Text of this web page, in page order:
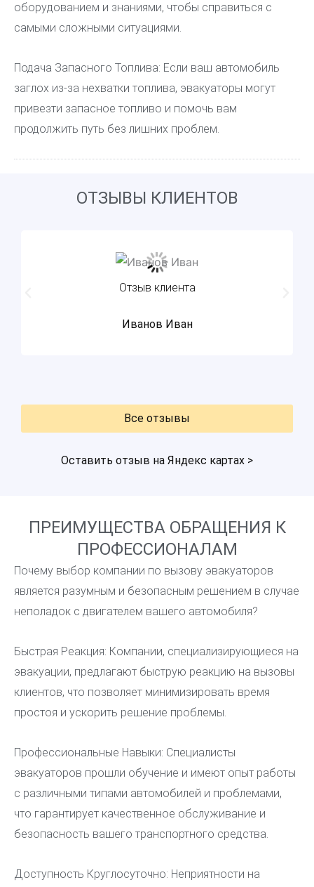
оборудованием и знаниями, чтобы справиться с
самыми сложными ситуациями.
Подача Запасного Топлива: Если ваш автомобиль
заглох из-за нехватки топлива, эвакуаторы могут
привезти запасное топливо и помочь вам
продолжить путь без лишних проблем.
ОТЗЫВЫ КЛИЕНТОВ
Отзыв клиента
Иванов Иван
Все отзывы
Оставить отзыв на Яндекс картах >
ПРЕИМУЩЕСТВА ОБРАЩЕНИЯ К
ПРОФЕССИОНАЛАМ
Почему выбор компании по вызову эвакуаторов
является разумным и безопасным решением в случае
неполадок с двигателем вашего автомобиля?
Быстрая Реакция: Компании, специализирующиеся на
эвакуации, предлагают быструю реакцию на вызовы
клиентов, что позволяет минимизировать время
простоя и ускорить решение проблемы.
Профессиональные Навыки: Специалисты
эвакуаторов прошли обучение и имеют опыт работы
с различными типами автомобилей и проблемами,
что гарантирует качественное обслуживание и
безопасность вашего транспортного средства.
Доступность Круглосуточно: Неприятности на